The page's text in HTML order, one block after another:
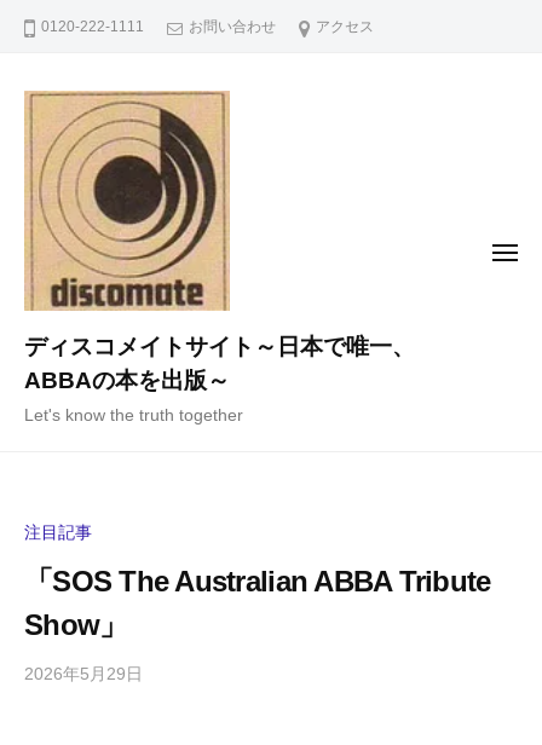
0120-222-1111 お問い合わせ アクセス
ディスコメイトサイト～日本で唯一、
ABBAの本を出版～
Let's know the truth together
メ
注目記事
「SOS The Australian ABBA Tribute
Show」
2026年5月29日